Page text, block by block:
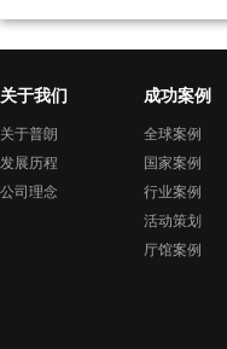
关于我们
关于普朗
发展历程
公司理念
成功案例
全球案例
国家案例
行业案例
活动策划
厅馆案例